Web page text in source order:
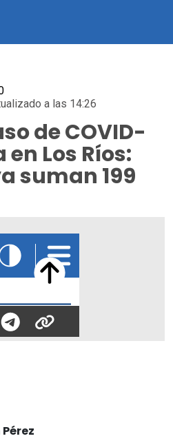
a las 14:26
de COVID-
en Los Ríos:
suman 199